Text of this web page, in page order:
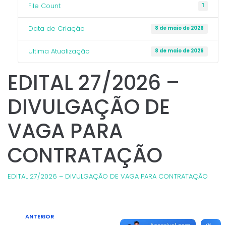
File Count 1
Data de Criação 8 de maio de 2026
Ultima Atualização 8 de maio de 2026
EDITAL 27/2026 –
DIVULGAÇÃO DE
VAGA PARA
CONTRATAÇÃO
EDITAL 27/2026 – DIVULGAÇÃO DE VAGA PARA CONTRATAÇÃO
ANTERIOR